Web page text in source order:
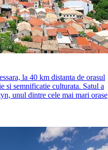
la 40 km distanta de orasul
si semnificatie culturata. Satul a
unul dintre cele mai mari orase